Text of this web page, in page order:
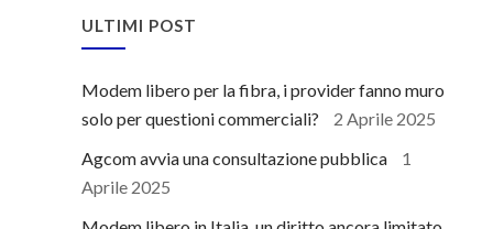
ULTIMI POST
Modem libero per la fibra, i provider fanno muro
solo per questioni commerciali?
2 Aprile 2025
Agcom avvia una consultazione pubblica
1
Aprile 2025